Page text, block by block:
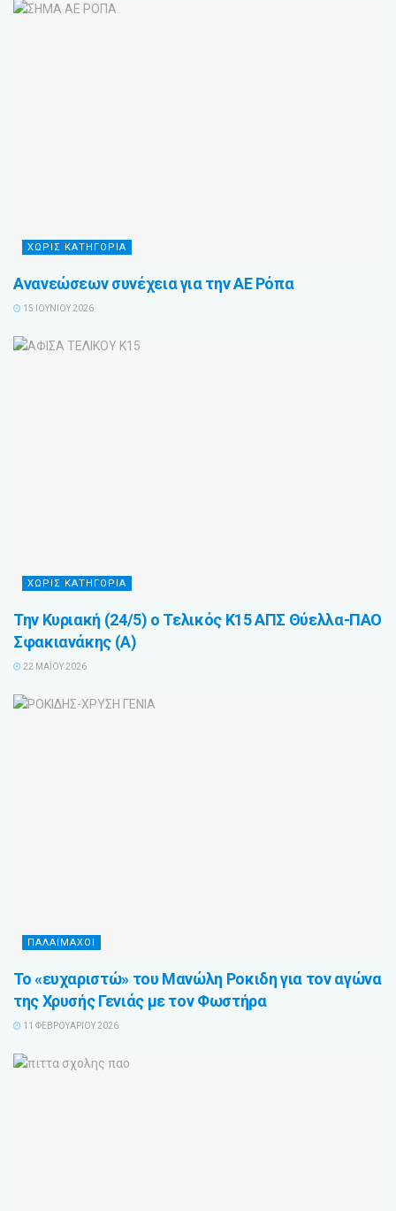
ΧΩΡΙΣ ΚΑΤΗΓΟΡΙΑ
Ανανεώσεων συνέχεια για την ΑΕ Ρόπα
15 ΙΟΥΝΊΟΥ 2026
ΧΩΡΙΣ ΚΑΤΗΓΟΡΙΑ
Την Κυριακή (24/5) ο Τελικός Κ15 ΑΠΣ Θύελλα-ΠΑΟ
Σφακιανάκης (Α)
22 ΜΑΪ́ΟΥ 2026
ΠΑΛΑΙΜΑΧΟΙ
Το «ευχαριστώ» του Μανώλη Ροκιδη για τον αγώνα
της Χρυσής Γενιάς με τον Φωστήρα
11 ΦΕΒΡΟΥΑΡΊΟΥ 2026